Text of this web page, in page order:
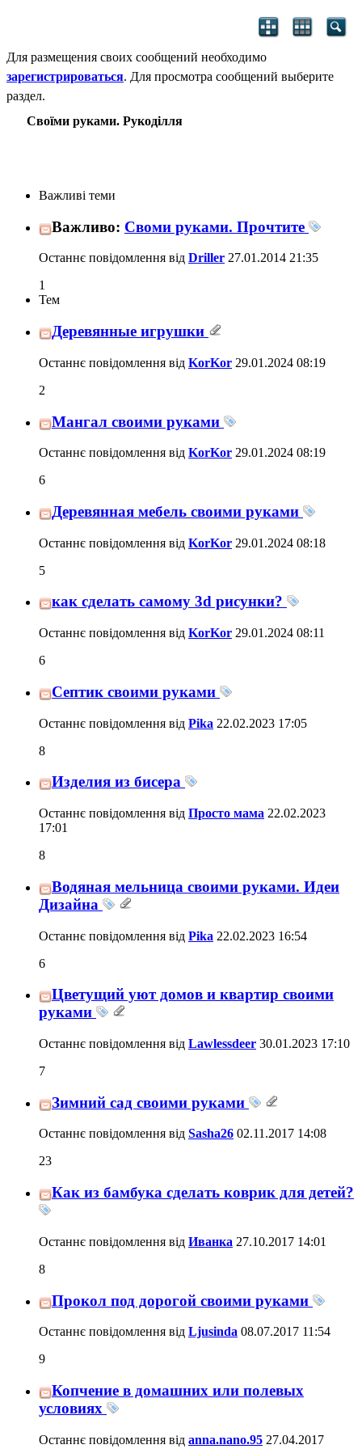
Для размещения своих сообщений необходимо
зарегистрироваться. Для просмотра сообщений выберите
раздел.
Своїми руками. Рукоділля
Важливі теми
Важливо: Своми руками. Прочтите
Останнє повідомлення від Driller 27.01.2014 21:35
1
Тем
Деревянные игрушки
Останнє повідомлення від KorKor 29.01.2024 08:19
2
Мангал своими руками
Останнє повідомлення від KorKor 29.01.2024 08:19
6
Деревянная мебель своими руками
Останнє повідомлення від KorKor 29.01.2024 08:18
5
как сделать самому 3d рисунки?
Останнє повідомлення від KorKor 29.01.2024 08:11
6
Септик своими руками
Останнє повідомлення від Pika 22.02.2023 17:05
8
Изделия из бисера
Останнє повідомлення від Просто мама 22.02.2023
17:01
8
Водяная мельница своими руками. Идеи
Дизайна
Останнє повідомлення від Pika 22.02.2023 16:54
6
Цветущий уют домов и квартир своими
руками
Останнє повідомлення від Lawlessdeer 30.01.2023 17:10
7
Зимний сад своими руками
Останнє повідомлення від Sasha26 02.11.2017 14:08
23
Как из бамбука сделать коврик для детей?
Останнє повідомлення від Иванка 27.10.2017 14:01
8
Прокол под дорогой своими руками
Останнє повідомлення від Ljusinda 08.07.2017 11:54
9
Копчение в домашних или полевых
условиях
Останнє повідомлення від anna.nano.95 27.04.2017